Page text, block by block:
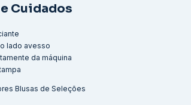
Cuidados
lado avesso
da máquina
Blusas de Seleções